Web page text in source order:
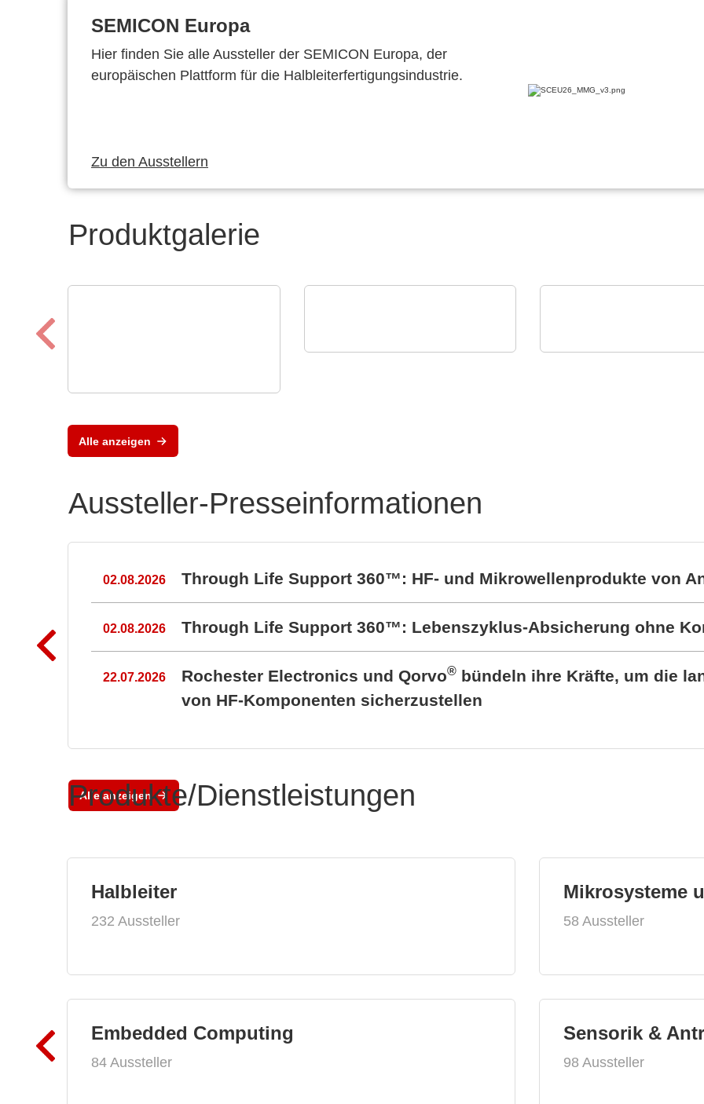
SEMICON Europa
Hier finden Sie alle Aussteller der SEMICON Europa, der
europäischen Plattform für die Halbleiterfertigungsindustrie.
Zu den Ausstellern
Produktgalerie
DC/DC-
Stromversorgungslösunge
Alle anzeigen
Aussteller-Presseinformationen
02.08.2026 Through Life Support 360™: HF- und Mikrowellenprodukte von
02.08.2026 Through Life Support 360™: Lebenszyklus-Absicherung ohne
22.07.2026 Rochester Electronics und Qorvo® bündeln ihre Kräfte, um die
von HF-Komponenten sicherzustellen
Alle anzeigen
Produkte/Dienstleistungen
Halbleiter
232 Aussteller
Embedded Computing
84 Aussteller
Mikrosysteme
58 Aussteller
Sensorik &
98 Aussteller